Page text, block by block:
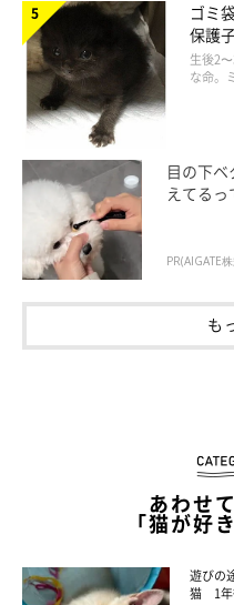
ゴミ
保護
美し
生後2
な命。
目の下
えてるっ
PR(AIGATE
も
あわせ
「猫が好
遊びの
猫 1年